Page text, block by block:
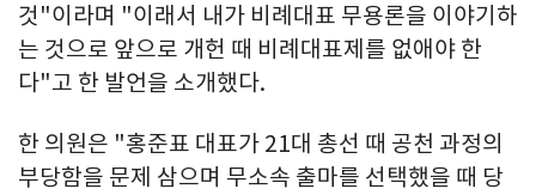
것"이라며 "이래서 내가 비례대표 무용론을 이야기하
는 것으로 앞으로 개헌 때 비례대표제를 없애야 한
다"고 한 발언을 소개했다.
한 의원은 "홍준표 대표가 21대 총선 때 공천 과정의
부당함을 문제 삼으며 무소속 출마를 선택했을 때 당